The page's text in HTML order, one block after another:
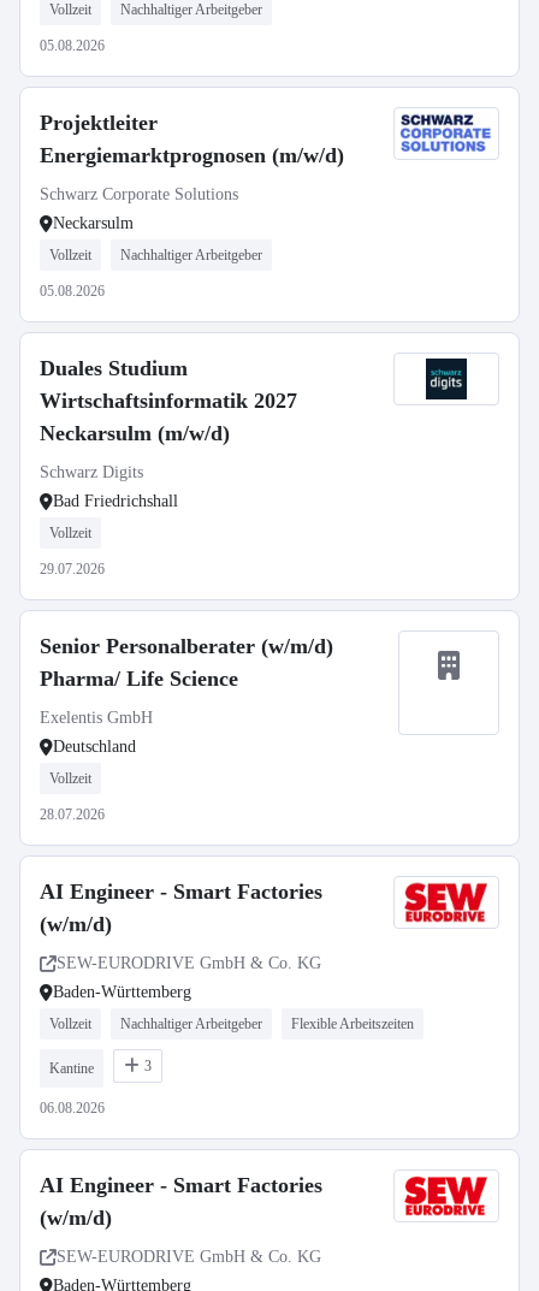
Vollzeit Nachhaltiger Arbeitgeber
05.08.2026
Projektleiter
Energiemarktprognosen (m/w/d)
Schwarz Corporate Solutions
Neckarsulm
Vollzeit Nachhaltiger Arbeitgeber
05.08.2026
Duales Studium
Wirtschaftsinformatik 2027
Neckarsulm (m/w/d)
Schwarz Digits
Bad Friedrichshall
Vollzeit
29.07.2026
Senior Personalberater (w/m/d)
Pharma/ Life Science
Exelentis GmbH
Deutschland
Vollzeit
28.07.2026
AI Engineer - Smart Factories
(w/m/d)
SEW-EURODRIVE GmbH & Co. KG
Baden-Württemberg
Vollzeit Nachhaltiger Arbeitgeber Flexible Arbeitszeiten
Kantine 3
06.08.2026
AI Engineer - Smart Factories
(w/m/d)
SEW-EURODRIVE GmbH & Co. KG
Baden-Württemberg